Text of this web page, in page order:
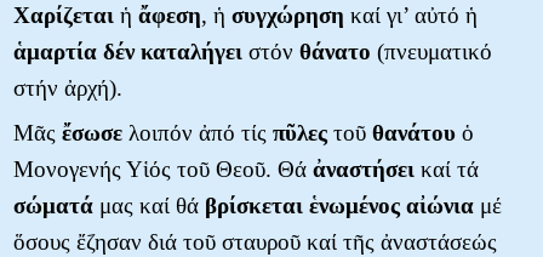
Χαρίζεται ἡ ἄφεση, ἡ συγχώρηση καί γι’ αὐτό ἡ
ἁμαρτία δέν καταλήγει στόν θάνατο (πνευματικό
στήν ἀρχή).
Μᾶς ἔσωσε λοιπόν ἀπό τίς πῦλες τοῦ θανάτου ὁ
Μονογενής Υἱός τοῦ Θεοῦ. Θά ἀναστήσει καί τά
σώματά μας καί θά βρίσκεται ἑνωμένος αἰώνια μέ
ὅσους ἔζησαν διά τοῦ σταυροῦ καί τῆς ἀναστάσεώς